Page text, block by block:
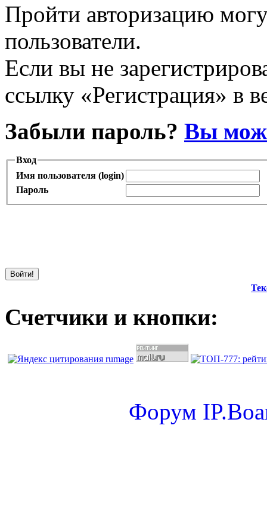
Пройти авторизацию
пользователи.
Если вы не
ссылку «Регистрация» в
Забыли пароль? Вы
Вход
Имя пользователя (login)
Пароль
Счетчики и кнопки:
Форум